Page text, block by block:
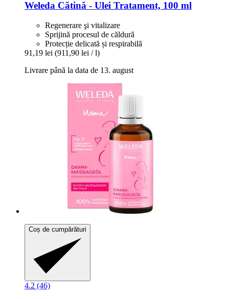
Weleda Cătină -​ Ulei Tratament, 100 ml
Regenerare şi vitalizare
Sprijină procesul de căldură
Protecție delicată și respirabilă
91,19 lei (911,90 lei / l)
Livrare până la data de 13. august
Coș de cumpărături
4.2 (46)